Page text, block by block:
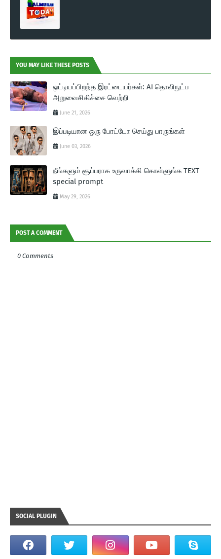
YOU MAY LIKE THESE POSTS
ஒட்டியப்பிறந்த இரட்டையர்கள்: AI தொலிநுட்ப
அறுவைசிகிச்சை வெற்றி
June 21, 2026
இப்படியான ஒரு போட்டோ செய்து பாருங்கள்
June 03, 2026
நீங்களும் சூப்பராக உருவாக்கி கொள்ளுங்க TEXT
special prompt
May 29, 2026
POST A COMMENT
0 Comments
SOCIAL PLUGIN